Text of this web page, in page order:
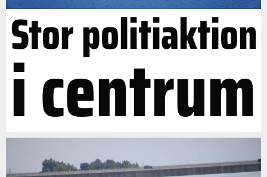
Stor politiaktion
i centrum